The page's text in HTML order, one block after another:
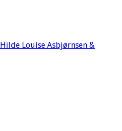
Hilde Louise Asbjørnsen &